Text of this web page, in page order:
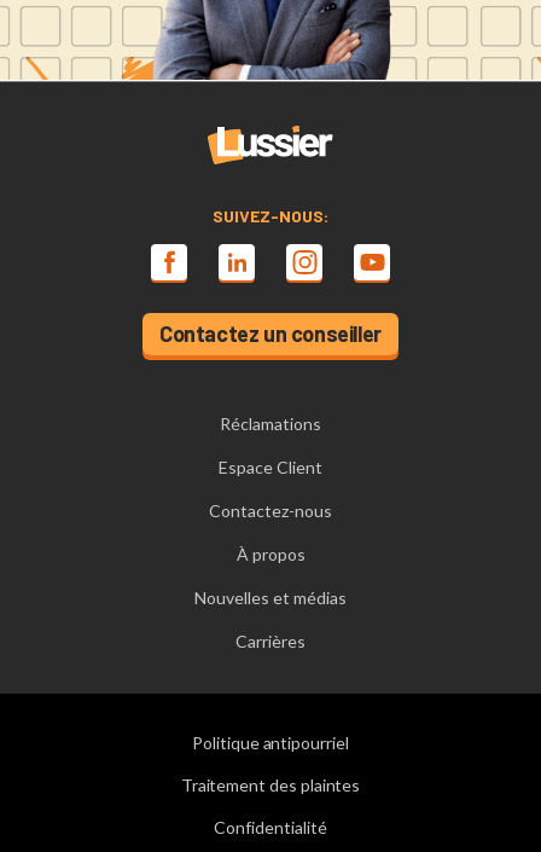
SUIVEZ-NOUS:
Contactez un conseiller
Réclamations
Espace Client
Contactez-nous
À propos
Nouvelles et médias
Carrières
Politique antipourriel
Traitement des plaintes
Confidentialité